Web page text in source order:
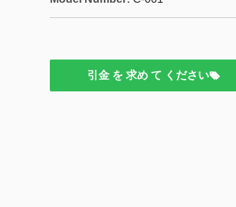
引金 を 求め て ください